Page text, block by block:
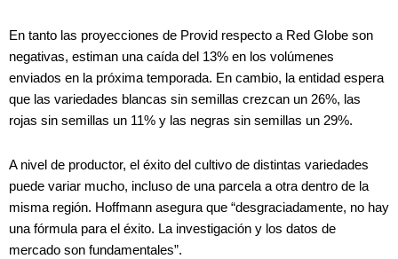
En tanto las proyecciones de Provid respecto a Red Globe son
negativas, estiman una caída del 13% en los volúmenes
enviados en la próxima temporada. En cambio, la entidad espera
que las variedades blancas sin semillas crezcan un 26%, las
rojas sin semillas un 11% y las negras sin semillas un 29%.
A nivel de productor, el éxito del cultivo de distintas variedades
puede variar mucho, incluso de una parcela a otra dentro de la
misma región. Hoffmann asegura que “desgraciadamente, no hay
una fórmula para el éxito. La investigación y los datos de
mercado son fundamentales”.